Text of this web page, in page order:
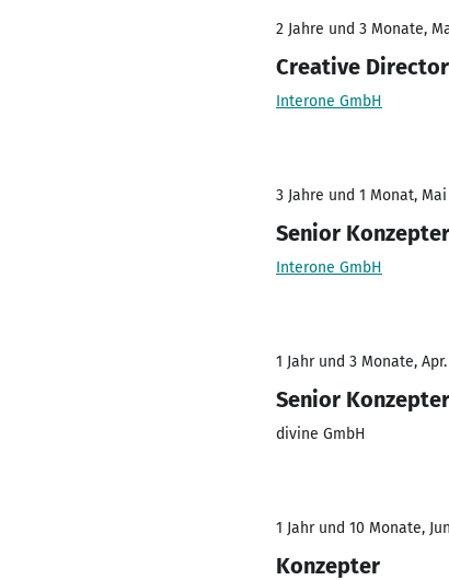
2 Jahre und 3 Monate,
Creative Director
Interone GmbH
3 Jahre und 1 Monat,
Senior Konzepter
Interone GmbH
1 Jahr und 3 Monate,
Senior Konzepter
divine GmbH
1 Jahr und 10 Monate,
Konzepter